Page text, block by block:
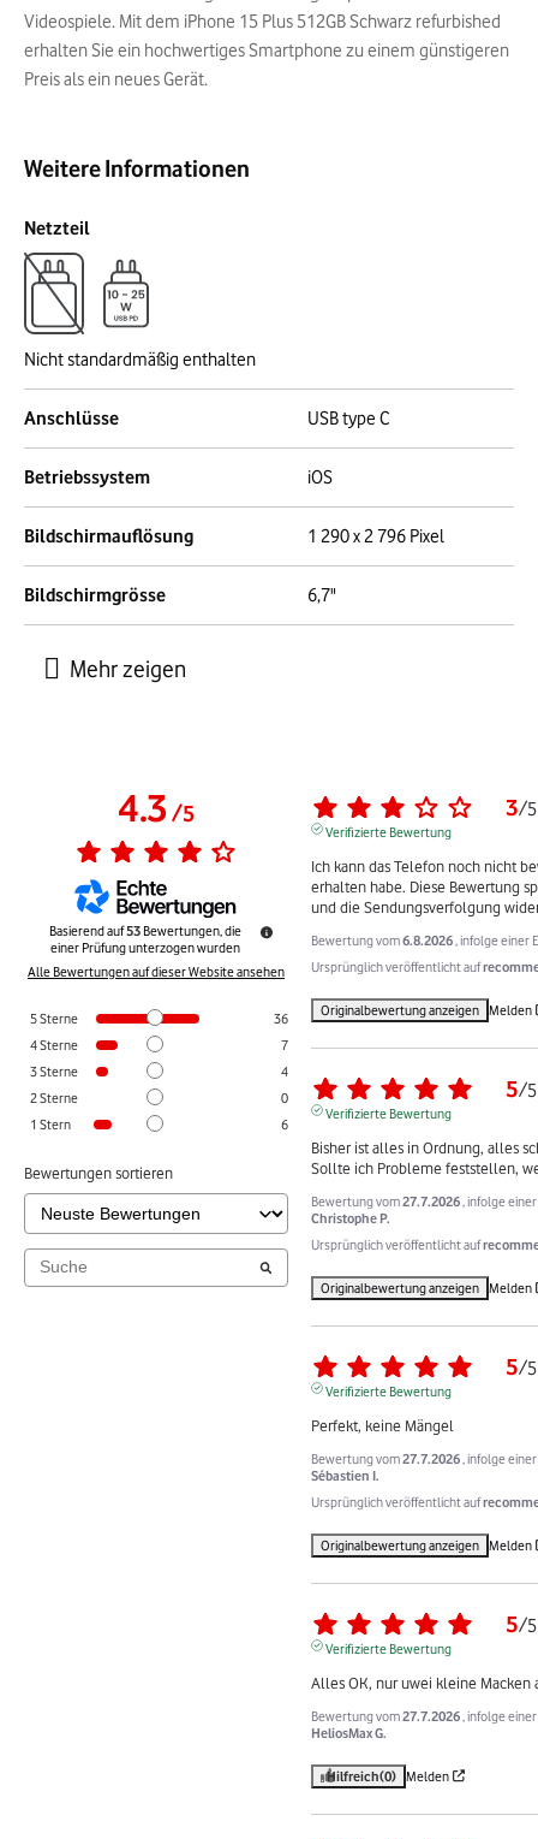
Videospiele. Mit dem iPhone 15 Plus 512GB Schwarz refurbished
erhalten Sie ein hochwertiges Smartphone zu einem günstigeren
Preis als ein neues Gerät.
Weitere Informationen
Netzteil
Nicht standardmäßig enthalten
Anschlüsse USB type C
Betriebssystem iOS
Bildschirmauflösung 1 290 x 2 796 Pixel
Bildschirmgrösse 6,7"
4.3/5
Basierend auf53 Bewertungen, die
einer Prüfung unterzogen wurden
Alle Bewertungen auf dieser Website ansehen
5Sterne
36
4Sterne
7
3Sterne
4
2Sterne
0
1 Stern 6
Bewertungen sortieren
3/5
Verifizierte Bewertung
Ich kann das Telefon noch nicht
erhalten habe. Diese Bewertung
und die Sendungsverfolgung
Bewertung vom6.8.2026 , infolge einer
Ursprünglich veröffentlicht auf
Originalbewertung anzeigen Melden
5/5
Verifizierte Bewertung
Bisher ist alles in Ordnung, alles
Sollte ich Probleme feststellen,
Bewertung vom27.7.2026 , infolge
Christophe P.
Ursprünglich veröffentlicht auf
Originalbewertung anzeigen Melden
5/5
Verifizierte Bewertung
Perfekt, keine Mängel
Bewertung vom27.7.2026 , infolge
Sébastien I.
Ursprünglich veröffentlicht auf
Originalbewertung anzeigen Melden
5/5
Verifizierte Bewertung
Alles OK, nur uwei kleine Macken
Bewertung vom27.7.2026 , infolge
HeliosMax G.
Hilfreich(0) Melden